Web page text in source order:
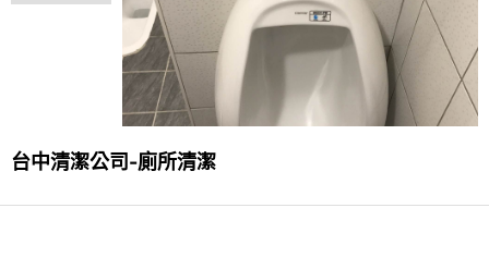
居家清潔
台中清潔公司-廁所清潔